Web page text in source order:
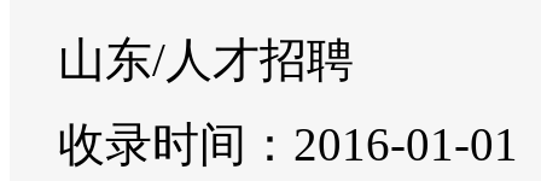
山东/人才招聘
收录时间：2016-01-01